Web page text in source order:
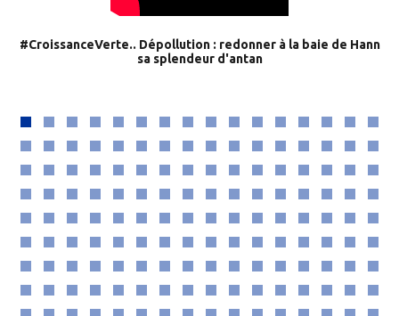
#CroissanceVerte.. Dépollution : redonner à la baie de Hann
sa splendeur d'antan